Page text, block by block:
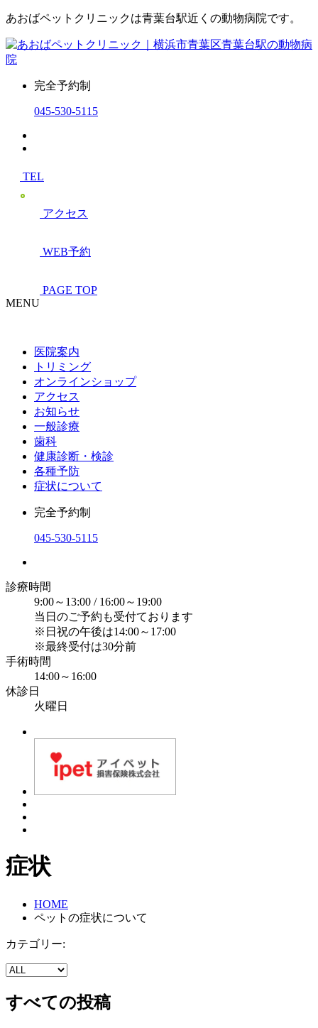
あおばペットクリニックは青葉台駅近くの動物病院です。
完全予約制
045-530-5115
TEL
アクセス
WEB予約
PAGE TOP
MENU
医院案内
トリミング
オンラインショップ
アクセス
お知らせ
一般診療
歯科
健康診断・検診
各種予防
症状について
完全予約制
045-530-5115
診療時間
9:00～13:00 / 16:00～19:00
当日のご予約も受付ております
※日祝の午後は14:00～17:00
※最終受付は30分前
手術時間
14:00～16:00
休診日
火曜日
症状
HOME
ペットの症状について
カテゴリー:
すべての投稿